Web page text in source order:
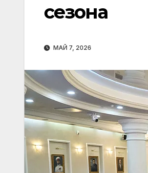
сезона
МАЙ 7, 2026